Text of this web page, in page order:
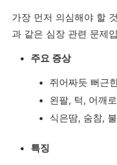
가장 먼저 의심해야 할
과 같은 심장 관련 문제
주요 증상
쥐어짜듯 뻐근
왼팔, 턱, 어깨
식은땀, 숨참,
특징